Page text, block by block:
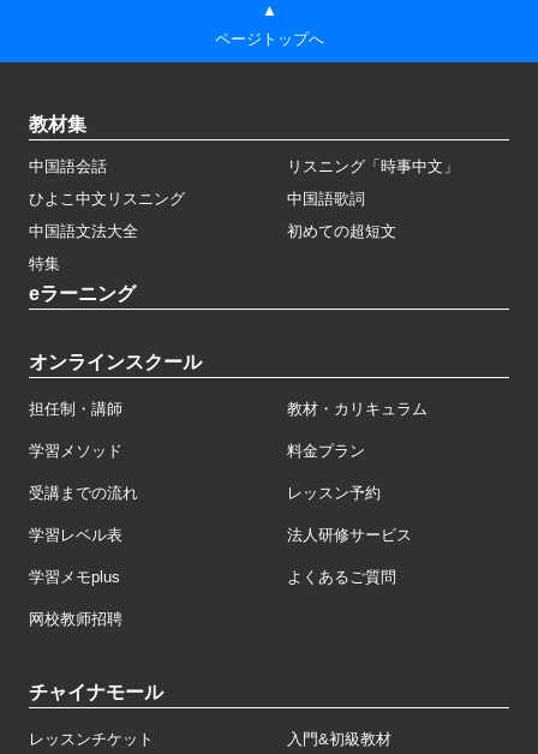
▲
ページトップへ
教材集
中国語会話
リスニング「時事中文」
ひよこ中文リスニング
中国語歌詞
中国語文法大全
初めての超短文
特集
eラーニング
オンラインスクール
担任制・講師 教材・カリキュラム
学習メソッド 料金プラン
受講までの流れ レッスン予約
学習レベル表 法人研修サービス
学習メモplus よくあるご質問
网校教师招聘
チャイナモール
レッスンチケット 入門&初級教材